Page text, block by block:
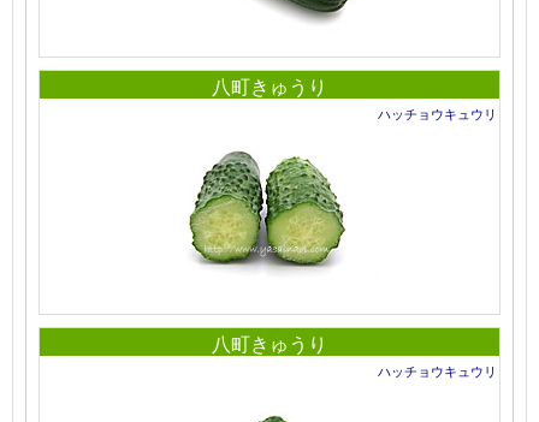
八町きゅうり
ハッチョウキュウリ
八町きゅうり
ハッチョウキュウリ